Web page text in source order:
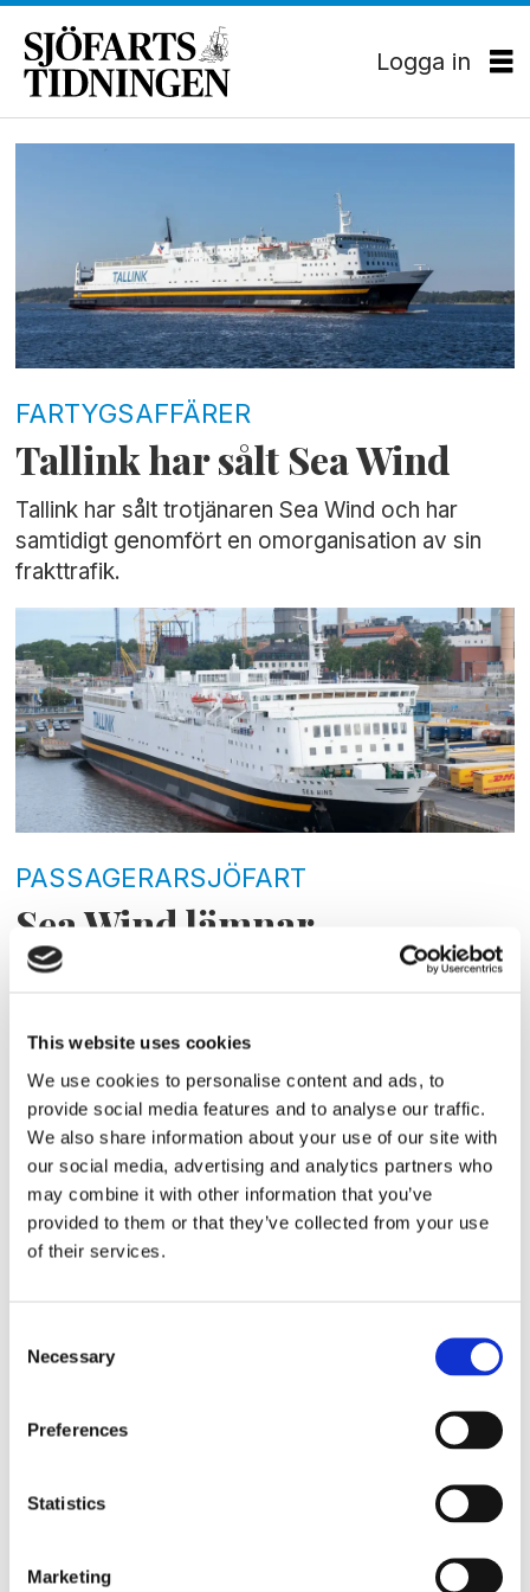
This website uses cookies
We use cookies to personalise content and ads, to
provide social media features and to analyse our traffic.
We also share information about your use of our site with
our social media, advertising and analytics partners who
may combine it with other information that you’ve
provided to them or that they’ve collected from your use
of their services.
Selection
Necessary
Preferences
Statistics
Marketing
Logga in
wind
FARTYGSAFFÄRER
Tallink har sålt Sea Wind
Tallink har sålt trotjänaren Sea Wind och har
samtidigt genomfört en omorganisation av sin
frakttrafik.
PASSAGERARSJÖFART
Sea Wind lämnar
Stockholmslinjen
Sea Wind byter kanske linje